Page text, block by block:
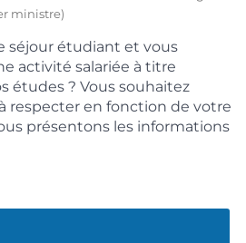
ministre)
séjour étudiant et vous
activité salariée à titre
études ? Vous souhaitez
respecter en fonction de votre
présentons les informations